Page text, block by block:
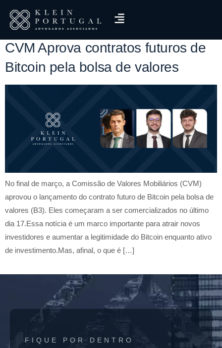
Tag:bitcoin
CVM Aprova contratos futuros de
Bitcoin pela bolsa de valores
No final de março, a Comissão de Valores Mobiliários (CVM)
aprovou o lançamento do contrato futuro de Bitcoin pela bolsa de
valores (B3). Eles começaram a ser comercializados no último
dia 17.Essa notícia é um marco importante para atrair novos
investidores e aumentar a legitimidade do Bitcoin enquanto ativo
de investimento.Mas, afinal, o que é […]
FIQUE POR DENTRO